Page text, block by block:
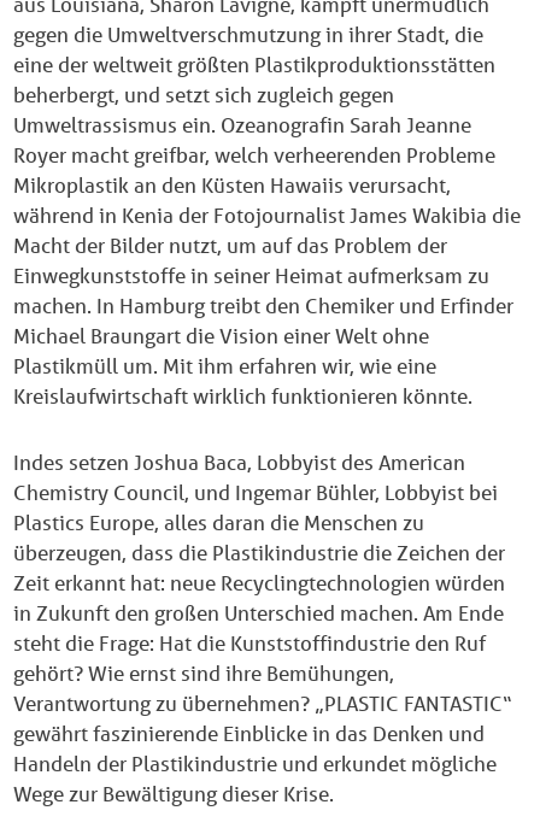
gegen die Umweltverschmutzung in ihrer Stadt, die
eine der weltweit größten Plastikproduktionsstätten
beherbergt, und setzt sich zugleich gegen
Umweltrassismus ein. Ozeanografin Sarah Jeanne
Royer macht greifbar, welch verheerenden Probleme
Mikroplastik an den Küsten Hawaiis verursacht,
während in Kenia der Fotojournalist James Wakibia die
Macht der Bilder nutzt, um auf das Problem der
Einwegkunststoffe in seiner Heimat aufmerksam zu
machen. In Hamburg treibt den Chemiker und Erfinder
Michael Braungart die Vision einer Welt ohne
Plastikmüll um. Mit ihm erfahren wir, wie eine
Kreislaufwirtschaft wirklich funktionieren könnte.
Indes setzen Joshua Baca, Lobbyist des American
Chemistry Council, und Ingemar Bühler, Lobbyist bei
Plastics Europe, alles daran die Menschen zu
überzeugen, dass die Plastikindustrie die Zeichen der
Zeit erkannt hat: neue Recyclingtechnologien würden
in Zukunft den großen Unterschied machen. Am Ende
steht die Frage: Hat die Kunststoffindustrie den Ruf
gehört? Wie ernst sind ihre Bemühungen,
Verantwortung zu übernehmen? „PLASTIC FANTASTIC“
gewährt faszinierende Einblicke in das Denken und
Handeln der Plastikindustrie und erkundet mögliche
Wege zur Bewältigung dieser Krise.